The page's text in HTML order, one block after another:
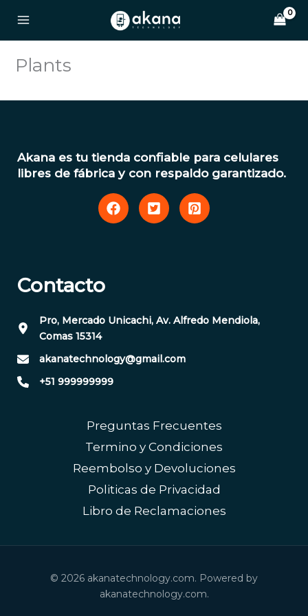
contenido
Plants
Akana es tu tienda confiable para celulares
libres de fábrica y con respaldo garantizado.
Contacto
Pro, Mercado Unicachi, Av. Alfredo Mendiola,
Comas 15314
akanatechnology@gmail.com
+51 999999999
Preguntas Frecuentes
Termino y Condiciones
Reembolso y Devoluciones
Politicas de Privacidad
Libro de Reclamaciones
© 2026 akanatechnology.com. Powered by
akanatechnology.com.